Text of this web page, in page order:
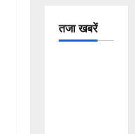
तजा खबरें